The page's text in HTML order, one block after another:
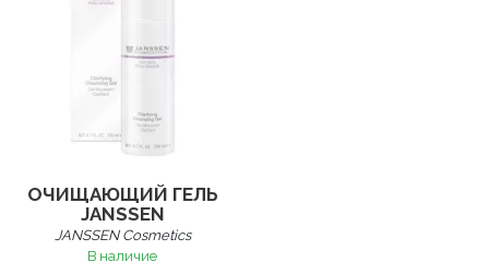
ОЧИЩАЮЩИЙ ГЕЛЬ
JANSSEN
JANSSEN Cosmetics
В наличие